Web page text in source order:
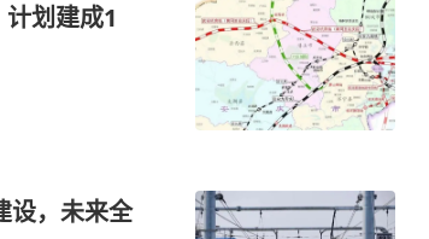
划建成1
设，未来全